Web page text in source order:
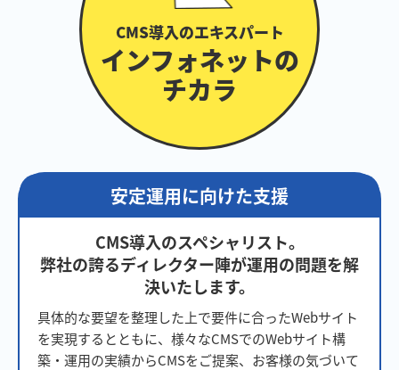
CMS導入のエキスパート
インフォネットの
チカラ
安定運用に向けた支援
CMS導入のスペシャリスト。
弊社の誇るディレクター陣が運用の問題を解
決いたします。
具体的な要望を整理した上で要件に合ったWebサイト
を実現するとともに、様々なCMSでのWebサイト構
築・運用の実績からCMSをご提案、お客様の気づいて